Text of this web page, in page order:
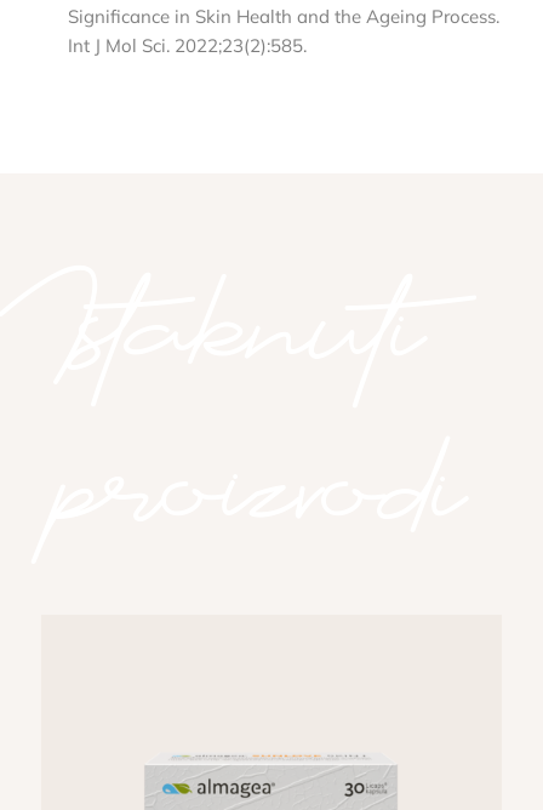
Significance in Skin Health and the Ageing Process.
Int J Mol Sci. 2022;23(2):585.